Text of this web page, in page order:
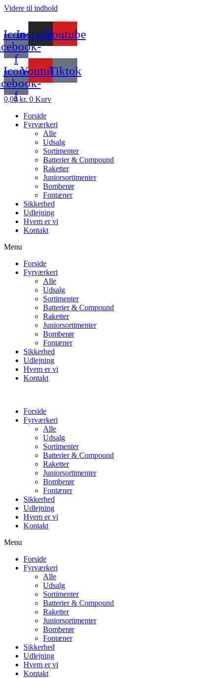
Videre til indhold
Icon-
f
InstagramYoutube
Icon-
f
YoutubeTiktok
0,00kr. 0 Kurv
Forside
Fyrværkeri
Alle
Udsalg
Sortimenter
Batterier & Compound
Raketter
Juniorsortimenter
Bomberør
Fontæner
Sikkerhed
Udlejning
Hvem er vi
Kontakt
Menu
Forside
Fyrværkeri
Alle
Udsalg
Sortimenter
Batterier & Compound
Raketter
Juniorsortimenter
Bomberør
Fontæner
Sikkerhed
Udlejning
Hvem er vi
Kontakt
Forside
Fyrværkeri
Alle
Udsalg
Sortimenter
Batterier & Compound
Raketter
Juniorsortimenter
Bomberør
Fontæner
Sikkerhed
Udlejning
Hvem er vi
Kontakt
Menu
Forside
Fyrværkeri
Alle
Udsalg
Sortimenter
Batterier & Compound
Raketter
Juniorsortimenter
Bomberør
Fontæner
Sikkerhed
Udlejning
Hvem er vi
Kontakt